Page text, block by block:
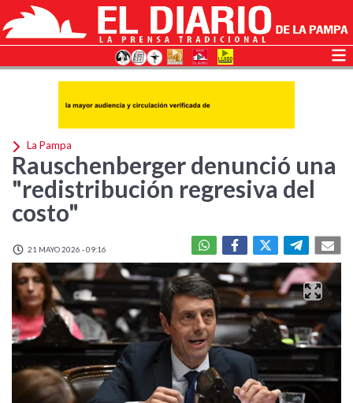
La Pampa
Rauschenberger denunció una
"redistribución regresiva del
costo"
21 MAYO 2026 - 09:16